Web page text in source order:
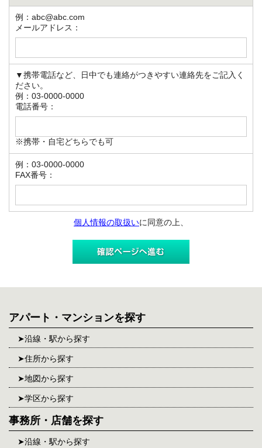
例：abc@abc.com
メールアドレス：
▼携帯電話など、日中でも連絡がつきやすい連絡先をご記入く
ださい。
例：03-0000-0000
電話番号：
※携帯・自宅どちらでも可
例：03-0000-0000
FAX番号：
個人情報の取扱いに同意の上、
アパート・マンションを探す
沿線・駅から探す
住所から探す
地図から探す
学区から探す
事務所・店舗を探す
沿線・駅から探す